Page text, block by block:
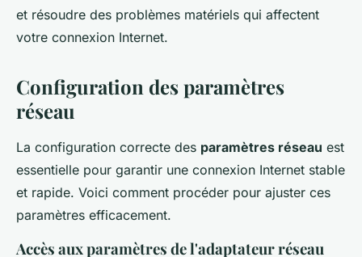
et résoudre des problèmes matériels qui affectent
votre connexion Internet.
Configuration des paramètres
réseau
La configuration correcte des paramètres réseau est
essentielle pour garantir une connexion Internet stable
et rapide. Voici comment procéder pour ajuster ces
paramètres efficacement.
Accès aux paramètres de l'adaptateur réseau